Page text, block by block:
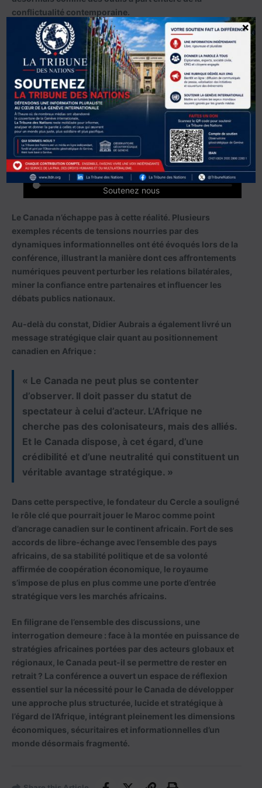
conflictualité contemporaine.
Le Canada n’échappe pas à cette réalité. Plusieurs
exemples récents de tensions nourries par des
dynamiques informationnelles ont été évoqués lors de la
conférence, illustrant la manière dont ces affrontements
numériques peuvent perturber les relations bilatérales,
miner la confiance entre partenaires et influencer les
débats publics nationaux.
Au-delà du constat, Didier Aubrais a également livré un
message stratégique clair quant au positionnement
canadien en Afrique :
« Le Canada ne peut plus se contenter
d’observer. Il doit passer du statut de
spectateur à celui d’acteur. L’Afrique ne
cherche pas des colonisateurs, mais des alliés.
Et le Canada dispose, à cet égard, d’une
crédibilité et d’une neutralité qui constituent un
véritable avantage stratégique. »
Dans cette perspective, le fondateur du Cercle a souligné
le rôle clé que pourrait jouer le Maroc comme point
d’ancrage canadien sur le continent africain. Fort de ses
accords de libre-échange avec l’ensemble des pays
africains, de sa stabilité politique et de sa volonté
affirmée de coopération économique, le royaume
s’impose de plus en plus comme une porte d’entrée
stratégique vers les marchés africains.
En filigrane de l’ensemble des discussions, une
interrogation demeure : face à la montée en puissance de
stratégies africaines portées par des acteurs globaux et
régionaux, le Canada peut-il se permettre de rester en
retrait ? La conférence a ouvert un espace de réflexion
essentiel sur la nécessité pour le Canada de développer
une approche plus structurée, lucide et stratégique à
l’égard de l’Afrique, intégrant pleinement les dimensions
économiques, sécuritaires et informationnelles d’un
monde désormais fragmenté.
Soutenez nous
×